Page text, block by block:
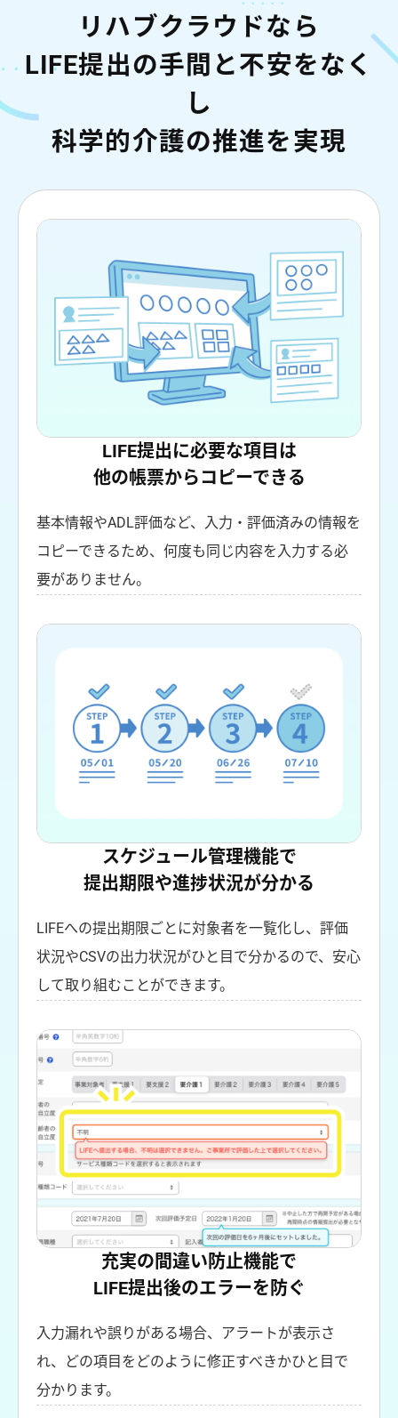
リハブクラウドなら
LIFE提出の手間と不安をなく
し
科学的介護の推進を実現
LIFE提出に必要な項目は
他の帳票からコピーできる
基本情報やADL評価など、入力・評価済みの情報を
コピーできるため、何度も同じ内容を入力する必
要がありません。
スケジュール管理機能で
提出期限や進捗状況が分かる
LIFEへの提出期限ごとに対象者を一覧化し、評価
状況やCSVの出力状況がひと目で分かるので、安心
して取り組むことができます。
充実の間違い防止機能で
LIFE提出後のエラーを防ぐ
入力漏れや誤りがある場合、アラートが表示さ
れ、どの項目をどのように修正すべきかひと目で
分かります。